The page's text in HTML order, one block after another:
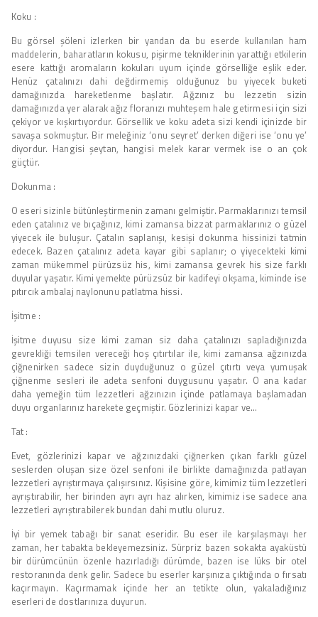
Koku :
Bu görsel şöleni izlerken bir yandan da bu eserde kullanılan ham
maddelerin, baharatların kokusu, pişirme tekniklerinin yarattığı etkilerin
esere kattığı aromaların kokuları uyum içinde görselliğe eşlik eder.
Henüz çatalınızı dahi değdirmemiş olduğunuz bu yiyecek buketi
damağınızda hareketlenme başlatır. Ağzınız bu lezzetin sizin
damağınızda yer alarak ağız floranızı muhteşem hale getirmesi için sizi
çekiyor ve kışkırtıyordur. Görsellik ve koku adeta sizi kendi içinizde bir
savaşa sokmuştur. Bir meleğiniz ‘onu seyret’ derken diğeri ise ‘onu ye’
diyordur. Hangisi şeytan, hangisi melek karar vermek ise o an çok
güçtür.
Dokunma :
O eseri sizinle bütünleştirmenin zamanı gelmiştir. Parmaklarınızı temsil
eden çatalınız ve bıçağınız, kimi zamansa bizzat parmaklarınız o güzel
yiyecek ile buluşur. Çatalın saplanışı, kesişi dokunma hissinizi tatmin
edecek. Bazen çatalınız adeta kayar gibi saplanır; o yiyecekteki kimi
zaman mükemmel pürüzsüz his, kimi zamansa gevrek his size farklı
duyular yaşatır. Kimi yemekte pürüzsüz bir kadifeyi okşama, kiminde ise
pıtırcık ambalaj naylonunu patlatma hissi.
İşitme :
İşitme duyusu size kimi zaman siz daha çatalınızı sapladığınızda
gevrekliği temsilen vereceği hoş çıtırtılar ile, kimi zamansa ağzınızda
çiğnenirken sadece sizin duyduğunuz o güzel çıtırtı veya yumuşak
çiğnenme sesleri ile adeta senfoni duygusunu yaşatır. O ana kadar
daha yemeğin tüm lezzetleri ağzınızın içinde patlamaya başlamadan
duyu organlarınız harekete geçmiştir. Gözlerinizi kapar ve…
Tat :
Evet, gözlerinizi kapar ve ağzınızdaki çiğnerken çıkan farklı güzel
seslerden oluşan size özel senfoni ile birlikte damağınızda patlayan
lezzetleri ayrıştırmaya çalışırsınız. Kişisine göre, kimimiz tüm lezzetleri
ayrıştırabilir, her birinden ayrı ayrı haz alırken, kimimiz ise sadece ana
lezzetleri ayrıştırabilerek bundan dahi mutlu oluruz.
İyi bir yemek tabağı bir sanat eseridir. Bu eser ile karşılaşmayı her
zaman, her tabakta bekleyemezsiniz. Sürpriz bazen sokakta ayaküstü
bir dürümcünün özenle hazırladığı dürümde, bazen ise lüks bir otel
restoranında denk gelir. Sadece bu eserler karşınıza çıktığında o fırsatı
kaçırmayın. Kaçırmamak içinde her an tetikte olun, yakaladığınız
eserleri de dostlarınıza duyurun.